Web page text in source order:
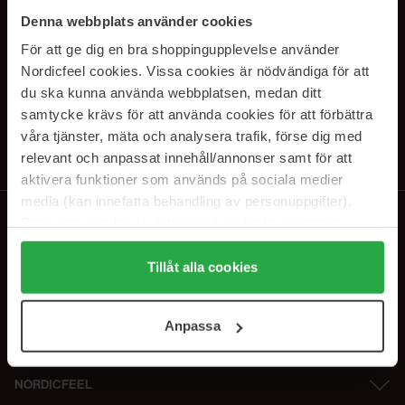
Denna webbplats använder cookies
För att ge dig en bra shoppingupplevelse använder
Nordicfeel cookies. Vissa cookies är nödvändiga för att
du ska kunna använda webbplatsen, medan ditt
samtycke krävs för att använda cookies för att förbättra
våra tjänster, mäta och analysera trafik, förse dig med
relevant och anpassat innehåll/annonser samt för att
aktivera funktioner som används på sociala medier
media (kan innefatta behandling av personuppgifter).
Genom att trycka på "Tillåt alla cookies" accepterar du
alla cookies, medan du under "Detaljer" kan anpassa
användningen av cookies. Du kan när som helst återkalla
samt vår Integritetspolicy.
Tillåt alla cookies
Anpassa
PRENUMERERA PÅ VÅRA
NYHETSBREV
Genom att prenumerera accepterar du vårIntegritetspolicy.
Avprenumerera när som helst.
NORDICFEEL